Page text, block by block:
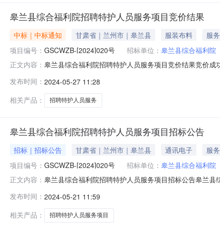
皋兰县综合福利院招聘特护人员服务项目竞价结果
中标｜中标通知 甘肃省｜兰州市｜皋兰县 服装布料
服务
项目编号： GSCWZB-[2024]020号 招标单位： 皋兰县综合福利院
正文内容： 皋兰县综合福利院招聘特护人员服务项目竞价结果竞价
标包序号标包名称标包编号采购类别合同估算价状态废标
发布时间： 2024-05-27 11:28
相关产品：
招聘特护人员服务
皋兰县综合福利院招聘特护人员服务项目招标公告
招标｜招标公告 甘肃省｜兰州市｜皋兰县 通讯电子
服务
项目编号： GSCWZB-[2024]020号 招标单位： 皋兰县综合福利院
正文内容： 皋兰县综合福利院招聘特护人员服务项目招标公告皋兰
位甘肃辰旺工程咨询有限公司是否允许多次竞价是是否
发布时间： 2024-05-21 11:59
相关产品：
招聘特护人员服务项目